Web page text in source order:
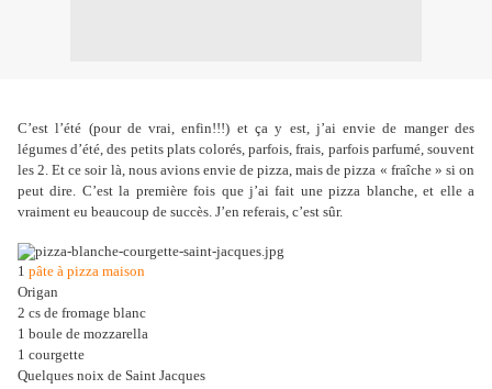
C’est l’été (pour de vrai, enfin!!!) et ça y est, j’ai envie de manger des
légumes d’été, des petits plats colorés, parfois, frais, parfois parfumé, souvent
les 2. Et ce soir là, nous avions envie de pizza, mais de pizza « fraîche » si on
peut dire. C’est la première fois que j’ai fait une pizza blanche, et elle a
vraiment eu beaucoup de succès. J’en referais, c’est sûr.
1 pâte à pizza maison
Origan
2 cs de fromage blanc
1 boule de mozzarella
1 courgette
Quelques noix de Saint Jacques